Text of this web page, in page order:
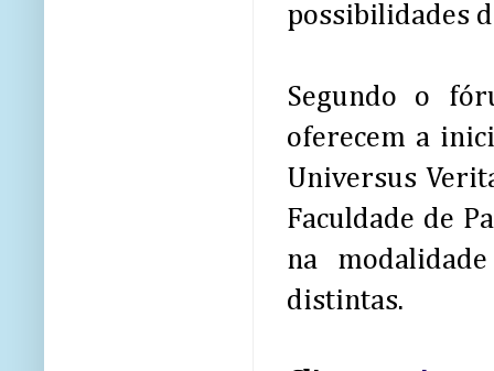
possibilidades
Segundo o
oferecem a
Universus
Faculdade de
na
distintas.